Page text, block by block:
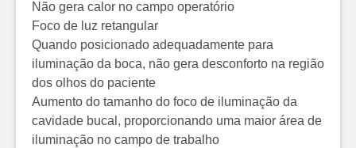
Não gera calor no campo operatório
Foco de luz retangular
Quando posicionado adequadamente para
iluminação da boca, não gera desconforto na região
dos olhos do paciente
Aumento do tamanho do foco de iluminação da
cavidade bucal, proporcionando uma maior área de
iluminação no campo de trabalho